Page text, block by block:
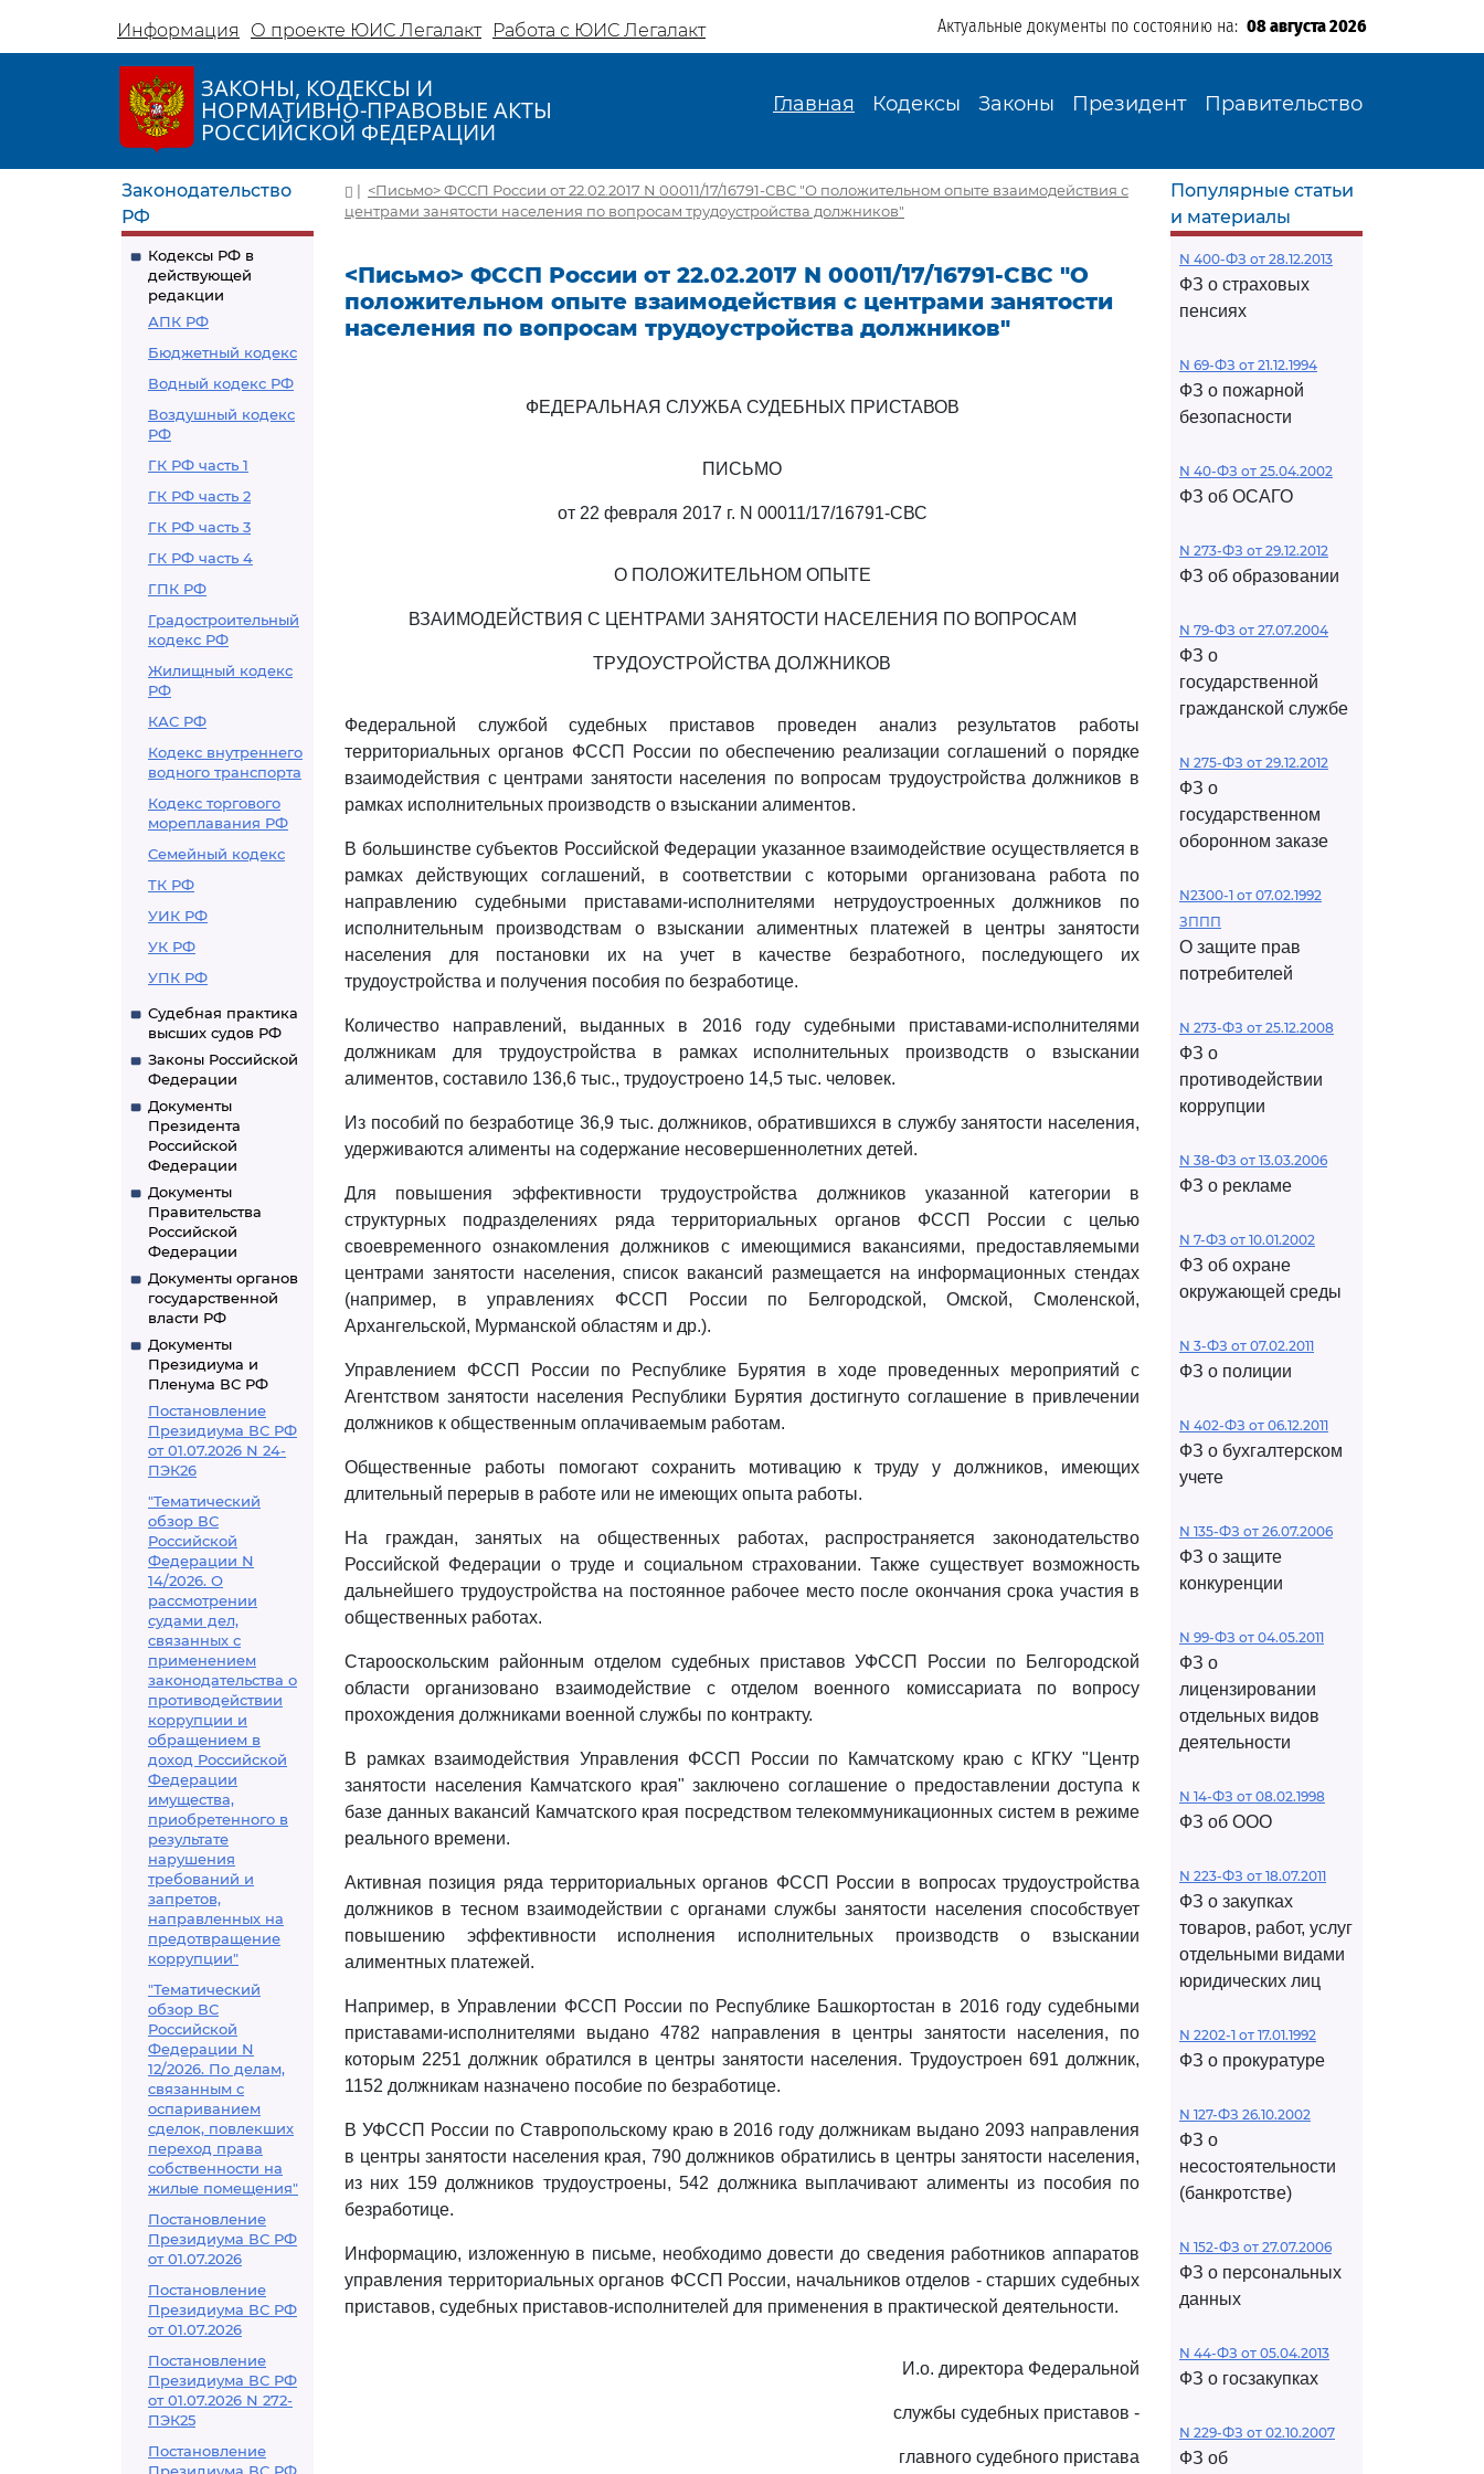
Информация О проекте ЮИС Легалакт Работа с ЮИС Легалакт Актуальные документы по состоянию на: 08 августа 2026
ЗАКОНЫ, КОДЕКСЫ И
НОРМАТИВНО-ПРАВОВЫЕ АКТЫ
РОССИЙСКОЙ ФЕДЕРАЦИИ
Главная Кодексы Законы Президент Правительство
Законодательство
РФ
Кодексы РФ в
действующей
редакции
АПК РФ
Бюджетный кодекс
Водный кодекс РФ
Воздушный кодекс
РФ
ГК РФ часть 1
ГК РФ часть 2
ГК РФ часть 3
ГК РФ часть 4
ГПК РФ
Градостроительный
кодекс РФ
Жилищный кодекс
РФ
КАС РФ
Кодекс внутреннего
водного транспорта
Кодекс торгового
мореплавания РФ
Семейный кодекс
ТК РФ
УИК РФ
УК РФ
УПК РФ
Судебная практика
высших судов РФ
Законы Российской
Федерации
Документы
Президента
Российской
Федерации
Документы
Правительства
Российской
Федерации
Документы органов
государственной
власти РФ
Документы
Президиума и
Пленума ВС РФ
Постановление
Президиума ВС РФ
от 01.07.2026 N 24-
ПЭК26
"Тематический
обзор ВС
Российской
Федерации N
14/2026. О
рассмотрении
судами дел,
связанных с
применением
законодательства о
противодействии
коррупции и
обращением в
доход Российской
Федерации
имущества,
приобретенного в
результате
нарушения
требований и
запретов,
направленных на
предотвращение
коррупции"
"Тематический
обзор ВС
Российской
Федерации N
12/2026. По делам,
связанным с
оспариванием
сделок, повлекших
переход права
собственности на
жилые помещения"
Постановление
Президиума ВС РФ
от 01.07.2026
Постановление
Президиума ВС РФ
от 01.07.2026
Постановление
Президиума ВС РФ
от 01.07.2026 N 272-
ПЭК25
Постановление
| <Письмо> ФССП России от 22.02.2017 N 00011/17/16791-СВС "О положительном опыте взаимодействия с
центрами занятости населения по вопросам трудоустройства должников"
<Письмо> ФССП России от 22.02.2017 N 00011/17/16791-СВС "О
положительном опыте взаимодействия с центрами занятости
населения по вопросам трудоустройства должников"
ФЕДЕРАЛЬНАЯ СЛУЖБА СУДЕБНЫХ ПРИСТАВОВ
ПИСЬМО
от 22 февраля 2017 г. N 00011/17/16791-СВС
О ПОЛОЖИТЕЛЬНОМ ОПЫТЕ
ВЗАИМОДЕЙСТВИЯ С ЦЕНТРАМИ ЗАНЯТОСТИ НАСЕЛЕНИЯ ПО ВОПРОСАМ
ТРУДОУСТРОЙСТВА ДОЛЖНИКОВ
Федеральной службой судебных приставов проведен анализ результатов работы
территориальных органов ФССП России по обеспечению реализации соглашений о порядке
взаимодействия с центрами занятости населения по вопросам трудоустройства должников в
рамках исполнительных производств о взыскании алиментов.
В большинстве субъектов Российской Федерации указанное взаимодействие осуществляется в
рамках действующих соглашений, в соответствии с которыми организована работа по
направлению судебными приставами-исполнителями нетрудоустроенных должников по
исполнительным производствам о взыскании алиментных платежей в центры занятости
населения для постановки их на учет в качестве безработного, последующего их
трудоустройства и получения пособия по безработице.
Количество направлений, выданных в 2016 году судебными приставами-исполнителями
должникам для трудоустройства в рамках исполнительных производств о взыскании
алиментов, составило 136,6 тыс., трудоустроено 14,5 тыс. человек.
Из пособий по безработице 36,9 тыс. должников, обратившихся в службу занятости населения,
удерживаются алименты на содержание несовершеннолетних детей.
Для повышения эффективности трудоустройства должников указанной категории в
структурных подразделениях ряда территориальных органов ФССП России с целью
своевременного ознакомления должников с имеющимися вакансиями, предоставляемыми
центрами занятости населения, список вакансий размещается на информационных стендах
(например, в управлениях ФССП России по Белгородской, Омской, Смоленской,
Архангельской, Мурманской областям и др.).
Управлением ФССП России по Республике Бурятия в ходе проведенных мероприятий с
Агентством занятости населения Республики Бурятия достигнуто соглашение в привлечении
должников к общественным оплачиваемым работам.
Общественные работы помогают сохранить мотивацию к труду у должников, имеющих
длительный перерыв в работе или не имеющих опыта работы.
На граждан, занятых на общественных работах, распространяется законодательство
Российской Федерации о труде и социальном страховании. Также существует возможность
дальнейшего трудоустройства на постоянное рабочее место после окончания срока участия в
общественных работах.
Старооскольским районным отделом судебных приставов УФССП России по Белгородской
области организовано взаимодействие с отделом военного комиссариата по вопросу
прохождения должниками военной службы по контракту.
В рамках взаимодействия Управления ФССП России по Камчатскому краю с КГКУ "Центр
занятости населения Камчатского края" заключено соглашение о предоставлении доступа к
базе данных вакансий Камчатского края посредством телекоммуникационных систем в режиме
реального времени.
Активная позиция ряда территориальных органов ФССП России в вопросах трудоустройства
должников в тесном взаимодействии с органами службы занятости населения способствует
повышению эффективности исполнения исполнительных производств о взыскании
алиментных платежей.
Например, в Управлении ФССП России по Республике Башкортостан в 2016 году судебными
приставами-исполнителями выдано 4782 направления в центры занятости населения, по
которым 2251 должник обратился в центры занятости населения. Трудоустроен 691 должник,
1152 должникам назначено пособие по безработице.
В УФССП России по Ставропольскому краю в 2016 году должникам выдано 2093 направления
в центры занятости населения края, 790 должников обратились в центры занятости населения,
из них 159 должников трудоустроены, 542 должника выплачивают алименты из пособия по
безработице.
Информацию, изложенную в письме, необходимо довести до сведения работников аппаратов
управления территориальных органов ФССП России, начальников отделов - старших судебных
приставов, судебных приставов-исполнителей для применения в практической деятельности.
И.о. директора Федеральной
службы судебных приставов -
главного судебного пристава
Популярные статьи
и материалы
N 400-ФЗ от 28.12.2013
ФЗ о страховых
пенсиях
N 69-ФЗ от 21.12.1994
ФЗ о пожарной
безопасности
N 40-ФЗ от 25.04.2002
ФЗ об ОСАГО
N 273-ФЗ от 29.12.2012
ФЗ об образовании
N 79-ФЗ от 27.07.2004
ФЗ о
государственной
гражданской службе
N 275-ФЗ от 29.12.2012
ФЗ о
государственном
оборонном заказе
N2300-1 от 07.02.1992
ЗППП
О защите прав
потребителей
N 273-ФЗ от 25.12.2008
ФЗ о
противодействии
коррупции
N 38-ФЗ от 13.03.2006
ФЗ о рекламе
N 7-ФЗ от 10.01.2002
ФЗ об охране
окружающей среды
N 3-ФЗ от 07.02.2011
ФЗ о полиции
N 402-ФЗ от 06.12.2011
ФЗ о бухгалтерском
учете
N 135-ФЗ от 26.07.2006
ФЗ о защите
конкуренции
N 99-ФЗ от 04.05.2011
ФЗ о
лицензировании
отдельных видов
деятельности
N 14-ФЗ от 08.02.1998
ФЗ об ООО
N 223-ФЗ от 18.07.2011
ФЗ о закупках
товаров, работ, услуг
отдельными видами
юридических лиц
N 2202-1 от 17.01.1992
ФЗ о прокуратуре
N 127-ФЗ 26.10.2002
ФЗ о
несостоятельности
(банкротстве)
N 152-ФЗ от 27.07.2006
ФЗ о персональных
данных
N 44-ФЗ от 05.04.2013
ФЗ о госзакупках
N 229-ФЗ от 02.10.2007
ФЗ об